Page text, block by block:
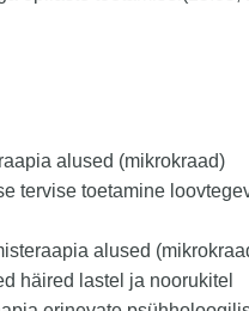
alused (mikrokraad)
tervise toetamine
alused
häired lastel ja noorukitel